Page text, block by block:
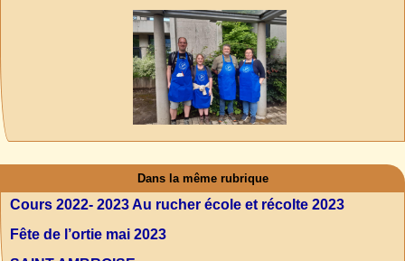
Dans la même rubrique
Cours 2022- 2023 Au rucher école et récolte 2023
Fête de l’ortie mai 2023